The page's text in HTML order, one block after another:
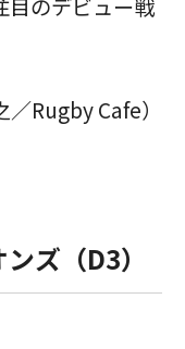
目のデビュー戦
／Rugby Cafe）
ズ（D3）